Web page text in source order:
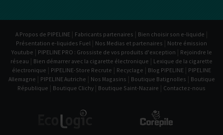
A Propos de PIPELINE | Fabricants partenaires | Bien choisir son e-liquide |
Présentation e-liquides Fuel | Nos Medias et partenaires | Notre émission
Youtube | PIPELINE PRO : Grossiste de vos produits d'exception | Rejoindre le
réseau | Bien démarrer avec la cigarette électronique | Lexique de la cigarette
électronique | PIPELINE-Store Recrute | Recyclage | Blog PIPELINE | PIPELINE
Allemagne | PIPELINE Autriche | Nos Magasins | Boutique Batignolles | Boutique
République | Boutique Clichy | Boutique Saint-Nazaire | Contactez-nous